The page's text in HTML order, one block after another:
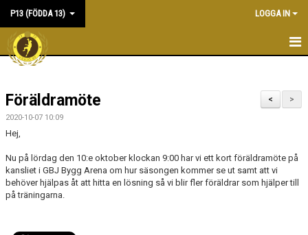
P13 (FÖDDA 13) LOGGA IN
HEM
NYHETER
KALENDER
MATCHER
TRUPPEN
>
<
Föräldramöte
2020-10-07 10:09
Hej,
Nu på lördag den 10:e oktober klockan 9:00 har vi ett kort föräldramöte på
kansliet i GBJ Bygg Arena om hur säsongen kommer se ut samt att vi
behöver hjälpas åt att hitta en lösning så vi blir fler föräldrar som hjälper till
på träningarna.